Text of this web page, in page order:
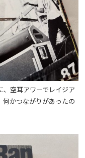
、空耳アワーでレイジア
何かつながりがあったの